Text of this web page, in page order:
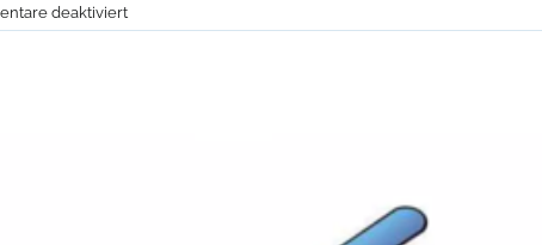
deaktiviertfür
Krapfen,